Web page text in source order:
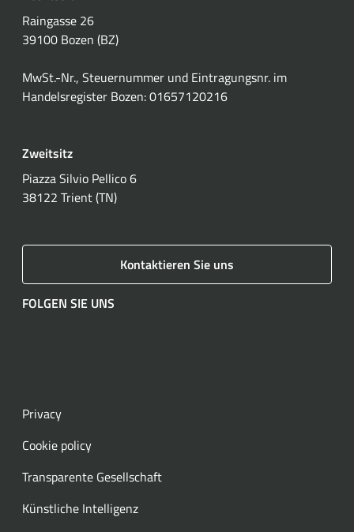
Raingasse 26
39100 Bozen (BZ)
MwSt.-Nr., Steuernummer und Eintragungsnr. im
Handelsregister Bozen: 01657120216
Zweitsitz
Piazza Silvio Pellico 6
38122 Trient (TN)
Kontaktieren Sie uns
FOLGEN SIE UNS
Privacy
Cookie policy
Transparente Gesellschaft
Künstliche Intelligenz